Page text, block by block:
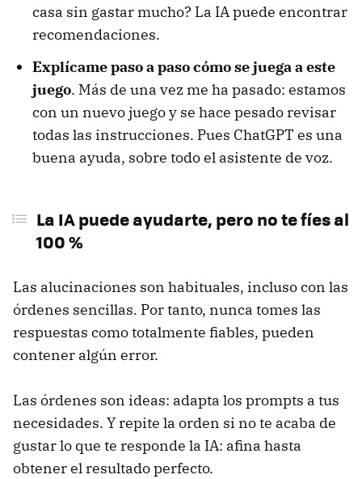
casa sin gastar mucho? La IA puede encontrar
recomendaciones.
Explícame paso a paso cómo se juega a este
juego. Más de una vez me ha pasado: estamos
con un nuevo juego y se hace pesado revisar
todas las instrucciones. Pues ChatGPT es una
buena ayuda, sobre todo el asistente de voz.
La IA puede ayudarte, pero no te fíes al
100 %
Las alucinaciones son habituales, incluso con las
órdenes sencillas. Por tanto, nunca tomes las
respuestas como totalmente fiables, pueden
contener algún error.
Las órdenes son ideas: adapta los prompts a tus
necesidades. Y repite la orden si no te acaba de
gustar lo que te responde la IA: afina hasta
obtener el resultado perfecto.